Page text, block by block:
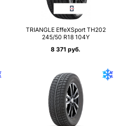
TRIANGLE EffeXSport TH202
245/50 R18 104Y
8 371 руб.